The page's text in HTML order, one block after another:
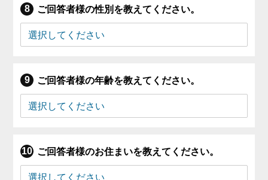
ご回答者様の性別を教えてください。
ご回答者様の年齢を教えてください。
ご回答者様のお住まいを教えてください。